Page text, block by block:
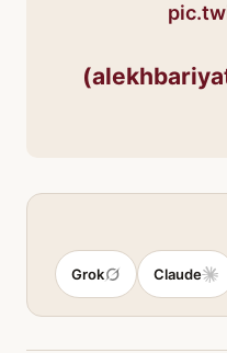
Claude
Grok